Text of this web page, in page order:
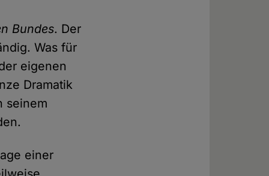
Bundes. Der
Was für
eigenen
Dramatik
seinem
einer